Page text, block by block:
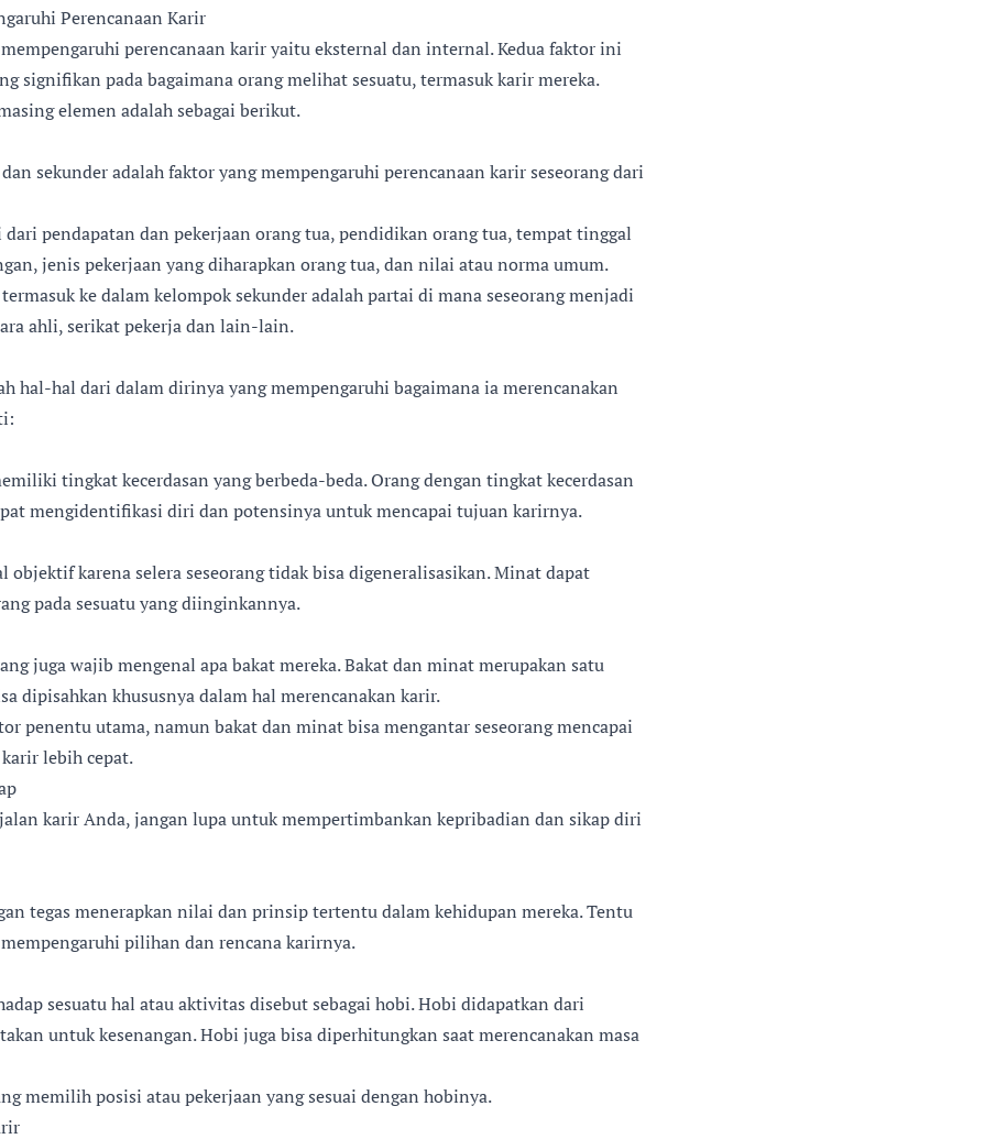
Perencanaan Karir
perencanaan karir yaitu eksternal dan internal. Kedua faktor ini
signifikan pada bagaimana orang melihat sesuatu, termasuk karir mereka.
elemen adalah sebagai berikut.
sekunder adalah faktor yang mempengaruhi perencanaan karir seseorang dari
pendapatan dan pekerjaan orang tua, pendidikan orang tua, tempat tinggal
jenis pekerjaan yang diharapkan orang tua, dan nilai atau norma umum.
ke dalam kelompok sekunder adalah partai di mana seseorang menjadi
ahli, serikat pekerja dan lain-lain.
hal-hal dari dalam dirinya yang mempengaruhi bagaimana ia merencanakan
tingkat kecerdasan yang berbeda-beda. Orang dengan tingkat kecerdasan
mengidentifikasi diri dan potensinya untuk mencapai tujuan karirnya.
objektif karena selera seseorang tidak bisa digeneralisasikan. Minat dapat
pada sesuatu yang diinginkannya.
juga wajib mengenal apa bakat mereka. Bakat dan minat merupakan satu
dipisahkan khususnya dalam hal merencanakan karir.
penentu utama, namun bakat dan minat bisa mengantar seseorang mencapai
lebih cepat.
karir Anda, jangan lupa untuk mempertimbankan kepribadian dan sikap diri
tegas menerapkan nilai dan prinsip tertentu dalam kehidupan mereka. Tentu
pilihan dan rencana karirnya.
sesuatu hal atau aktivitas disebut sebagai hobi. Hobi didapatkan dari
untuk kesenangan. Hobi juga bisa diperhitungkan saat merencanakan masa
memilih posisi atau pekerjaan yang sesuai dengan hobinya.